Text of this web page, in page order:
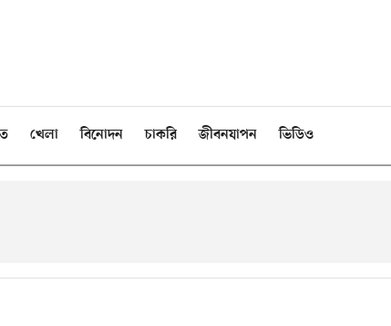
খেলা বিনোদন চাকরি জীবনযাপন ভিডিও